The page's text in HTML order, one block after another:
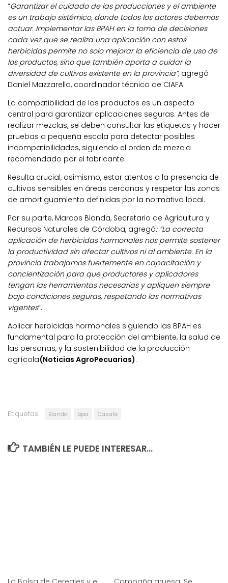
“Garantizar el cuidado de las producciones y el ambiente
es un trabajo sistémico, donde todos los actores debemos
actuar. Implementar las BPAH en la toma de decisiones
cada vez que se realiza una aplicación con estos
herbicidas permite no solo mejorar la eficiencia de uso de
los productos, sino que también aporta a cuidar la
diversidad de cultivos existente en la provincia”,agregó
Daniel Mazzarella, coordinador técnico de CIAFA.
La compatibilidad de los productos es un aspecto
central para garantizar aplicaciones seguras. Antes de
realizar mezclas, se deben consultar las etiquetas y hacer
pruebas a pequeña escala para detectar posibles
incompatibilidades, siguiendo el orden de mezcla
recomendado por el fabricante.
Resulta crucial, asimismo, estar atentos a la presencia de
cultivos sensibles en áreas cercanas y respetar las zonas
de amortiguamiento definidas por la normativa local.
Por su parte, Marcos Blanda, Secretario de Agricultura y
Recursos Naturales de Córdoba, agregó: “La correcta
aplicación de herbicidas hormonales nos permite sostener
la productividad sin afectar cultivos ni al ambiente. En la
provincia trabajamos fuertemente en capacitación y
concientización para que productores y aplicadores
tengan las herramientas necesarias y apliquen siempre
bajo condiciones seguras, respetando las normativas
vigentes”.
Aplicar herbicidas hormonales siguiendo las BPAH es
fundamental para la protección del ambiente, la salud de
las personas, y la sostenibilidad de la producción
agrícola(Noticias AgroPecuarias).
Etiquetas: Blanda bpa Casafe
TAMBIÉN LE PUEDE INTERESAR...